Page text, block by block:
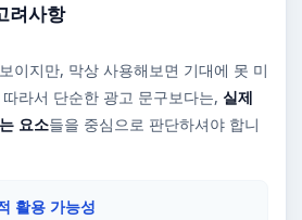
려사항
이지만, 막상 사용해보면 기대에 못 미
라서 단순한 광고 문구보다는, 실제
요소들을 중심으로 판단하셔야 합니
활용 가능성